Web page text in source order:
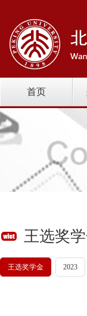
首页
王选奖
王选奖学金 2023